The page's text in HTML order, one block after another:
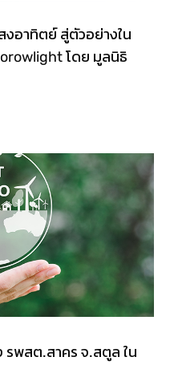
อาทิตย์ สู่ตัวอย่างใน
โดย มูลนิธิ
รพสต.สาคร จ.สตูล ใน